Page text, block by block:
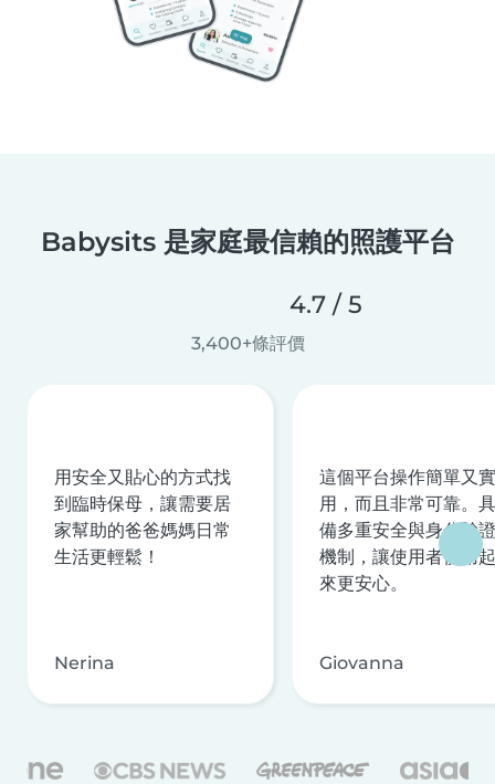
Babysits 是家庭最信賴的照護平台
4.7 / 5
3,400+條評價
用安全又貼心的方式找
到臨時保母，讓需要居
家幫助的爸爸媽媽日常
生活更輕鬆！
Nerina
這個平台操作簡單又實
用，而且非常可靠。具
備多重安全與身分驗證
機制，讓使用者使用起
來更安心。
Giovanna